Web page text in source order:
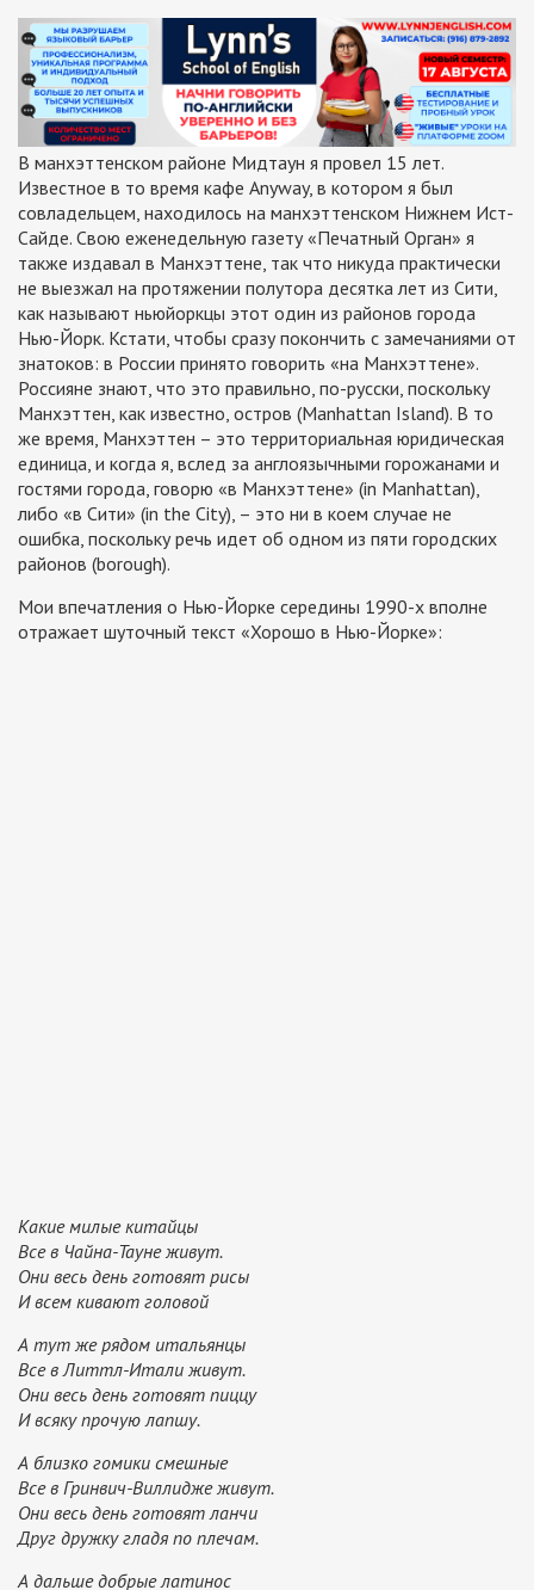
В манхэттенском районе Мидтаун я провел 15 лет.
Известное в то время кафе Anyway, в котором я был
совладельцем, находилось на манхэттенском Нижнем Ист-
Сайде. Свою еженедельную газету «Печатный Орган» я
также издавал в Манхэттене, так что никуда практически
не выезжал на протяжении полутора десятка лет из Сити,
как называют ньюйоркцы этот один из районов города
Нью-Йорк. Кстати, чтобы сразу покончить с замечаниями от
знатоков: в России принято говорить «на Манхэттене».
Россияне знают, что это правильно, по-русски, поскольку
Манхэттен, как известно, остров (Manhattan Island). В то
же время, Манхэттен – это территориальная юридическая
единица, и когда я, вслед за англоязычными горожанами и
гостями города, говорю «в Манхэттене» (in Manhattan),
либо «в Сити» (in the City), – это ни в коем случае не
ошибка, поскольку речь идет об одном из пяти городских
районов (borough).
Мои впечатления о Нью-Йорке середины 1990-х вполне
отражает шуточный текст «Хорошо в Нью-Йорке»:
Какие милые китайцы
Все в Чайна-Тауне живут.
Они весь день готовят рисы
И всем кивают головой
А тут же рядом итальянцы
Все в Литтл-Итали живут.
Они весь день готовят пиццу
И всяку прочую лапшу.
А близко гомики смешные
Все в Гринвич-Виллидже живут.
Они весь день готовят ланчи
Друг дружку гладя по плечам.
А дальше добрые латинос